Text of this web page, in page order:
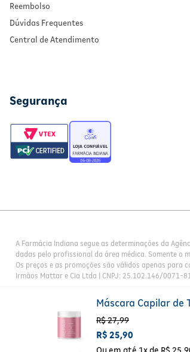
Máscara Capilar de
R$27,99
R$ 25,90
Ou em até 1x de R$ 25
Reembolso
Dúvidas Frequentes
Central de Atendimento
Segurança
A Farmácia Indiana segue as determinações da
dadas pelo profissional da área médica. Somente o
Os preços e as promoções são válidos apenas
Irmãos Mattar e Cia Ltda | CNPJ: 25.102.146/0071-